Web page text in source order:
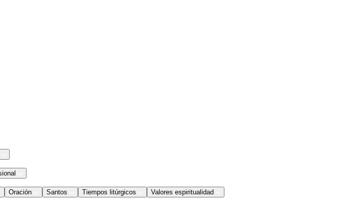
Oración Santos Tiempos litúrgicos Valores espiritualidad